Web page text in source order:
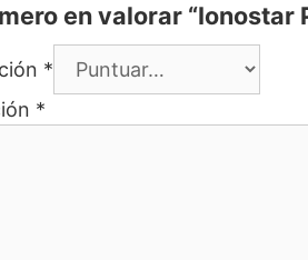
en valorar
*
*